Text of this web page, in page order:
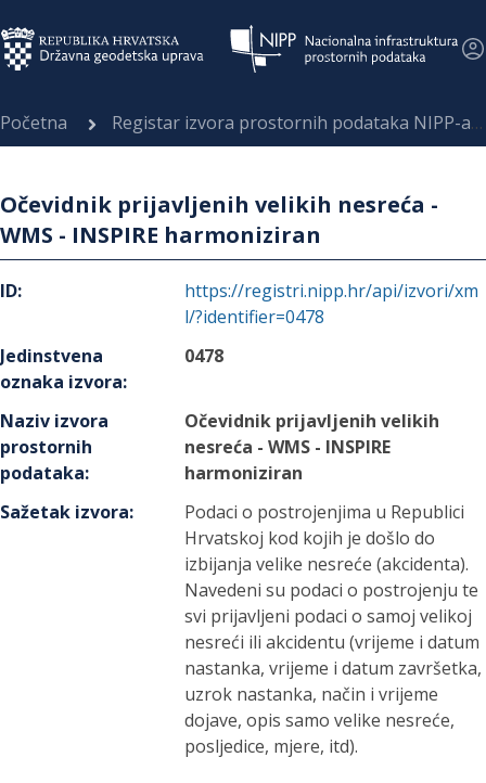
Početna Registar izvora prostornih podataka NIPP-a
Očevidnik prijavljenih velikih nesreća -
WMS - INSPIRE harmoniziran
ID:
https://registri.nipp.hr/api/izvori/xm
l/?identifier=0478
Jedinstvena
oznaka izvora:
0478
Naziv izvora
prostornih
podataka:
Očevidnik prijavljenih velikih
nesreća - WMS - INSPIRE
harmoniziran
Sažetak izvora:
Podaci o postrojenjima u Republici
Hrvatskoj kod kojih je došlo do
izbijanja velike nesreće (akcidenta).
Navedeni su podaci o postrojenju te
svi prijavljeni podaci o samoj velikoj
nesreći ili akcidentu (vrijeme i datum
nastanka, vrijeme i datum završetka,
uzrok nastanka, način i vrijeme
dojave, opis samo velike nesreće,
posljedice, mjere, itd).